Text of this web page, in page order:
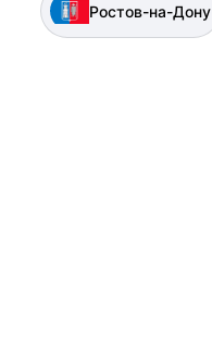
Ростов-на-Дону